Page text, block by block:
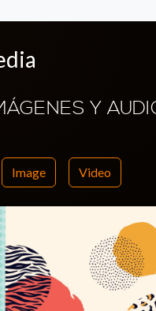
Y
Image Video